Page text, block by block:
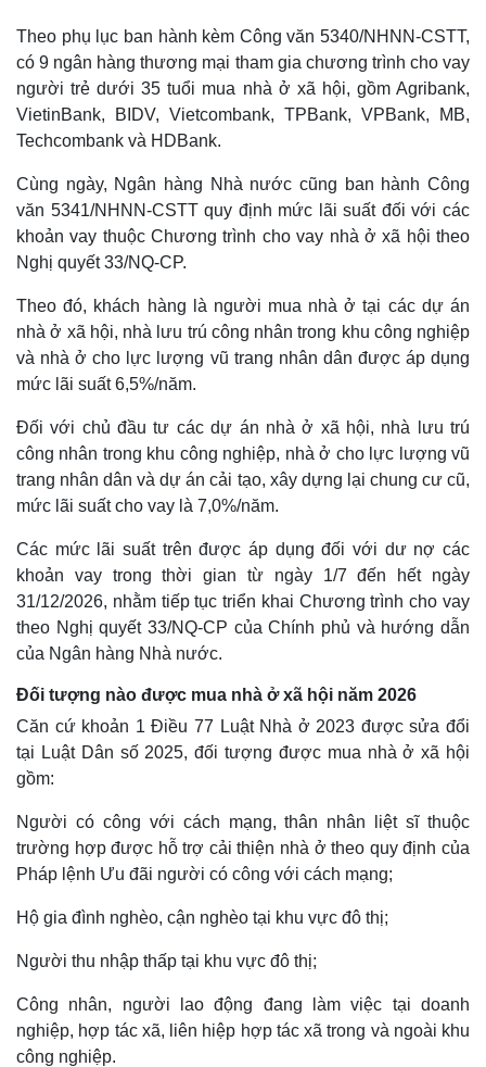
Thế giới
Quan sát
Cuộc sống đó đây
Hồ sơ
Multimedia
Video
Ảnh
E-Magazine
Theo phụ lục ban hành kèm Công văn 5340/NHNN-CSTT,
có 9 ngân hàng thương mại tham gia chương trình cho vay
người trẻ dưới 35 tuổi mua nhà ở xã hội, gồm Agribank,
VietinBank, BIDV, Vietcombank, TPBank, VPBank, MB,
Techcombank và HDBank.
Cùng ngày, Ngân hàng Nhà nước cũng ban hành Công
văn 5341/NHNN-CSTT quy định mức lãi suất đối với các
khoản vay thuộc Chương trình cho vay nhà ở xã hội theo
Nghị quyết 33/NQ-CP.
Theo đó, khách hàng là người mua nhà ở tại các dự án
nhà ở xã hội, nhà lưu trú công nhân trong khu công nghiệp
và nhà ở cho lực lượng vũ trang nhân dân được áp dụng
mức lãi suất 6,5%/năm.
Đối với chủ đầu tư các dự án nhà ở xã hội, nhà lưu trú
công nhân trong khu công nghiệp, nhà ở cho lực lượng vũ
trang nhân dân và dự án cải tạo, xây dựng lại chung cư cũ,
mức lãi suất cho vay là 7,0%/năm.
Các mức lãi suất trên được áp dụng đối với dư nợ các
khoản vay trong thời gian từ ngày 1/7 đến hết ngày
31/12/2026, nhằm tiếp tục triển khai Chương trình cho vay
theo Nghị quyết 33/NQ-CP của Chính phủ và hướng dẫn
của Ngân hàng Nhà nước.
Đối tượng nào được mua nhà ở xã hội năm 2026
Căn cứ khoản 1 Điều 77 Luật Nhà ở 2023 được sửa đổi
tại Luật Dân số 2025, đối tượng được mua nhà ở xã hội
gồm:
Người có công với cách mạng, thân nhân liệt sĩ thuộc
trường hợp được hỗ trợ cải thiện nhà ở theo quy định của
Pháp lệnh Ưu đãi người có công với cách mạng;
Hộ gia đình nghèo, cận nghèo tại khu vực đô thị;
Người thu nhập thấp tại khu vực đô thị;
Công nhân, người lao động đang làm việc tại doanh
nghiệp, hợp tác xã, liên hiệp hợp tác xã trong và ngoài khu
công nghiệp.